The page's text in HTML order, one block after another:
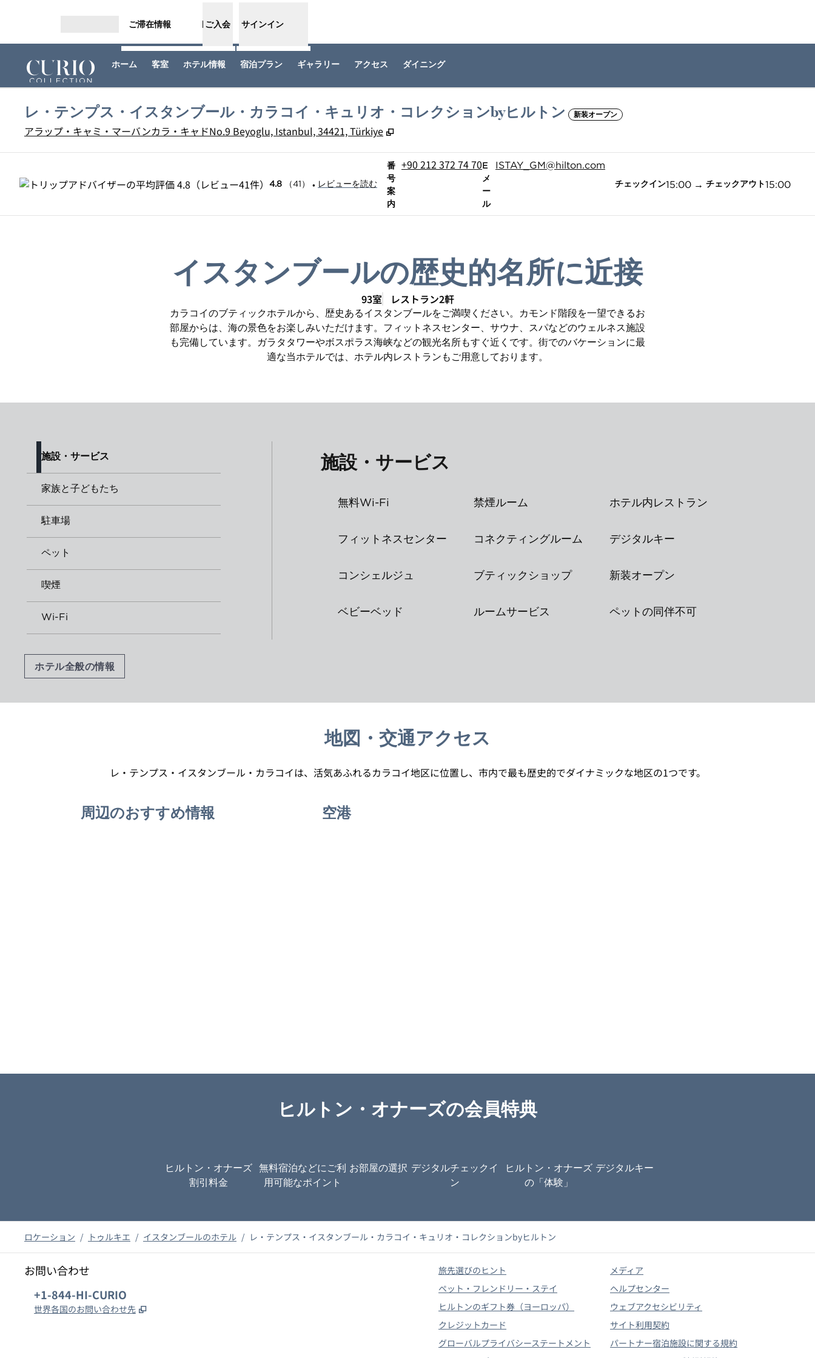
ご滞在情報 ご入会 サインイン
ホーム 客室 ホテル情報 宿泊プラン ギャラリー アクセス ダイニング
レ・テンプス・イスタンブール・カラコイ・キュリオ・コレクションbyヒルトン 新装オープン
アラップ・キャミ・マーバンカラ・キャドNo.9 Beyoglu, Istanbul, 34421, Türkiye ,
4.8 （41） • レビューを読む
番
号
案
内
電話+90 212 372 74 70E
メ
ー
ル
EmailISTAY_GM@hilton.com
チェックイン15:00 → チェックアウト15:00
イスタンブールの歴史的名所に近接
93室 レストラン2軒
カラコイのブティックホテルから、歴史あるイスタンブールをご満喫ください。カモンド階段を一望できるお
部屋からは、海の景色をお楽しみいただけます。フィットネスセンター、サウナ、スパなどのウェルネス施設
も完備しています。ガラタタワーやボスポラス海峡などの観光名所もすぐ近くです。街でのバケーションに最
適な当ホテルでは、ホテル内レストランもご用意しております。
施設・サービス
家族と子どもたち
駐車場
ペット
喫煙
Wi-Fi
施設・サービス
無料Wi-Fi 禁煙ルーム ホテル内レストラン
フィットネスセンター コネクティングルーム デジタルキー
コンシェルジュ ブティックショップ 新装オープン
ベビーベッド ルームサービス ペットの同伴不可
ホテル全般の情報
地図・交通アクセス
レ・テンプス・イスタンブール・カラコイは、活気あふれるカラコイ地区に位置し、市内で最も歴史的でダイナミックな地区の1つです。
周辺のおすすめ情報 空港
ヒルトン・オナーズの会員特典
ヒルトン・オナーズ
割引料金
無料宿泊などにご利
用可能なポイント
お部屋の選択 デジタルチェックイ
ン
ヒルトン・オナーズ
の「体験」
デジタルキー
ロケーション / トゥルキエ / イスタンブールのホテル / レ・テンプス・イスタンブール・カラコイ・キュリオ・コレクションbyヒルトン
お問い合わせ
電話：
+1-844-HI-CURIO
世界各国のお問い合わせ先 ,
旅先選びのヒント
ペット・フレンドリー・ステイ
ヒルトンのギフト券（ヨーロッパ）
クレジットカード
グローバルプライバシーステートメント
メディア
ヘルプセンター
ウェブアクセシビリティ
サイト利用契約
パートナー宿泊施設に関する規約